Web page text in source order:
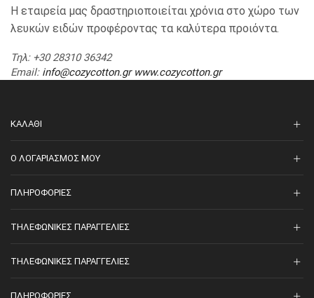
Η εταιρεία μας δραστηριοποιείται χρόνια στο χώρο των
λευκών ειδών προφέροντας τα καλύτερα προιόντα.
Τηλ: +30 28310 36342
Email: info@cozycotton.gr www.cozycotton.gr
ΚΑΛΆΘΙ
O ΛΟΓΑΡΙΑΣΜΌΣ ΜΟΥ
ΠΛΗΡΟΦΟΡΊΕΣ
ΤΗΛΕΦΩΝΙΚΈΣ ΠΑΡΑΓΓΕΛΊΕΣ
ΤΗΛΕΦΩΝΙΚΈΣ ΠΑΡΑΓΓΕΛΊΕΣ
ΠΛΗΡΟΦΟΡΊΕΣ